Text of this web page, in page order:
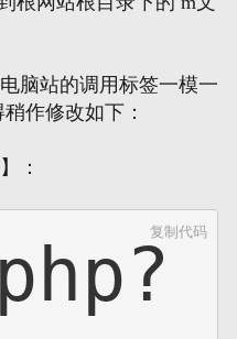
脑站的调用标签一模一
作修改如下：
：
复制代码